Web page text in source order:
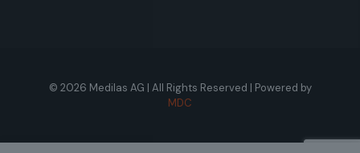
© 2026 Medilas AG | All Rights Reserved | Powered by
MDC